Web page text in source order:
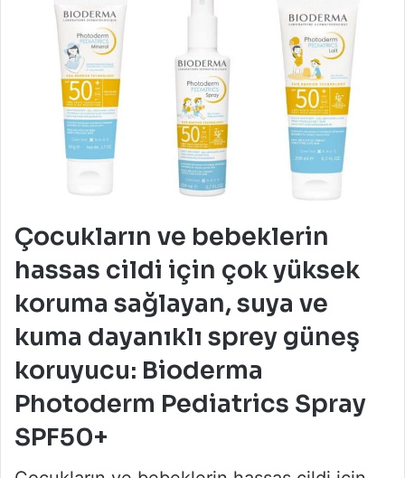
Çocukların ve bebeklerin
hassas cildi için çok yüksek
koruma sağlayan, suya ve
kuma dayanıklı sprey güneş
koruyucu: Bioderma
Photoderm Pediatrics Spray
SPF50+